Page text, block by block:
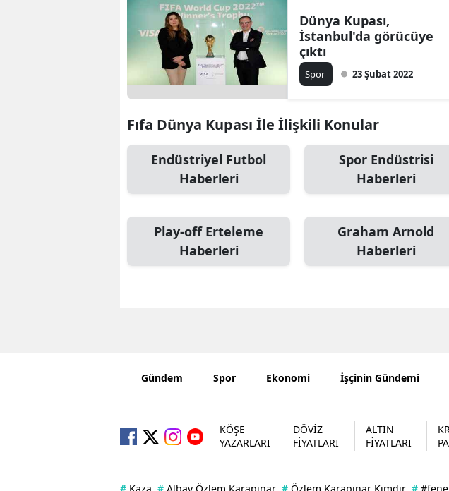
Gümüşhane
Isparta
Mersin
İstanbul
İzmir
Kocaeli
Kütahya
Dünya Kupası,
İstanbul'da görücüye
çıktı
Spor 23 Şubat 2022
Fıfa Dünya Kupası İle İlişkili Konular
Endüstriyel Futbol
Haberleri
Spor Endüstrisi
Haberleri
Play-off Erteleme
Haberleri
Graham Arnold
Haberleri
Gündem Spor Ekonomi İşçinin Gündemi
KÖŞE
YAZARLARI
DÖVİZ
FİYATLARI
ALTIN
FİYATLARI